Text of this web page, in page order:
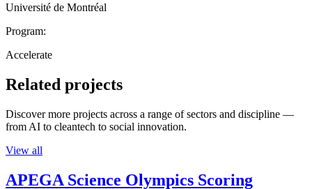
Université de Montréal
Program:
Accelerate
Related projects
Discover more projects across a range of sectors and discipline —
from AI to cleantech to social innovation.
View all
APEGA Science Olympics Scoring